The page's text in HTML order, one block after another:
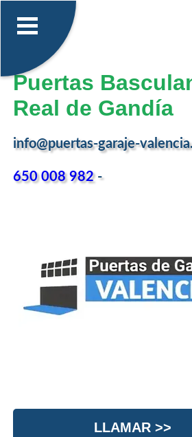
Puertas
Real de Gandía
info@puertas-garaje-
650 008 982-
LLAMAR >>